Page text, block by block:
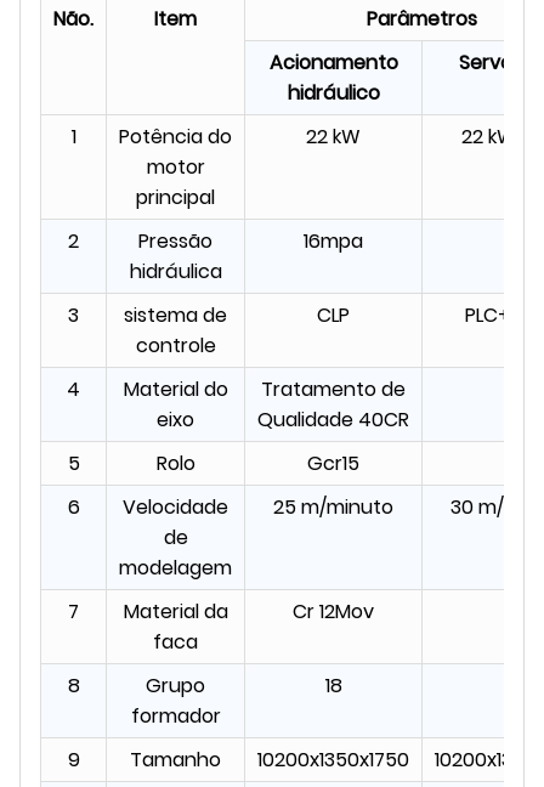
Não. Item
Parâmetros
Acionamento
hidráulico
Servo
1
Potência do
motor
principal
22 kW 22 kW
2
Pressão
hidráulica
16mpa
3
sistema de
controle
CLP
4
Material do
eixo
Tratamento de
Qualidade 40CR
5
Rolo
Gcr15
6
Velocidade
de
modelagem
25 m/minuto 30 m/
7
Material da
faca
Cr 12Mov
8
Grupo
formador
18
9 Tamanho 10200x1350x1750